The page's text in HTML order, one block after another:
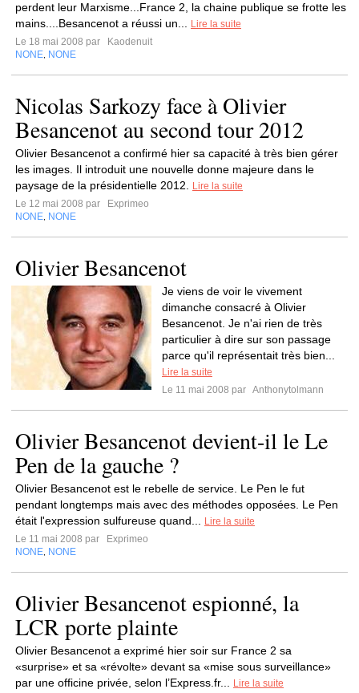
perdent leur Marxisme...France 2, la chaine publique se frotte les
mains....Besancenot a réussi un...
Lire la suite
Le 18 mai 2008 par
Kaodenuit
NONE NONE
Nicolas Sarkozy face à Olivier
Besancenot au second tour 2012
Olivier Besancenot a confirmé hier sa capacité à très bien gérer
les images. Il introduit une nouvelle donne majeure dans le
paysage de la présidentielle 2012.
Lire la suite
Le 12 mai 2008 par
Exprimeo
NONE NONE
Olivier Besancenot
Je viens de voir le vivement
dimanche consacré à Olivier
Besancenot. Je n'ai rien de très
particulier à dire sur son passage
parce qu'il représentait très bien...
Lire la suite
Le 11 mai 2008 par Anthonytolmann
Olivier Besancenot devient-il le Le
Pen de la gauche ?
Olivier Besancenot est le rebelle de service. Le Pen le fut
pendant longtemps mais avec des méthodes opposées. Le Pen
était l'expression sulfureuse quand...
Lire la suite
Le 11 mai 2008 par
Exprimeo
NONE NONE
Olivier Besancenot espionné, la
LCR porte plainte
Olivier Besancenot a exprimé hier soir sur France 2 sa
«surprise» et sa «révolte» devant sa «mise sous surveillance»
par une officine privée, selon l’Express.fr...
Lire la suite